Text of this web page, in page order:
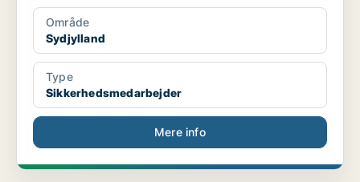
Område
Sydjylland
Type
Sikkerhedsmedarbejder
Mere info